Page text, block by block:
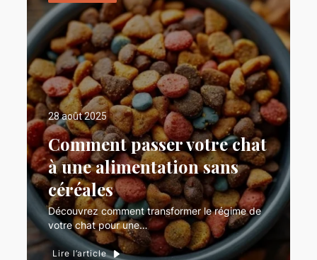
28 août 2025
Comment passer votre chat
à une alimentation sans
céréales
Découvrez comment transformer le régime de
votre chat pour une…
Lire l’article